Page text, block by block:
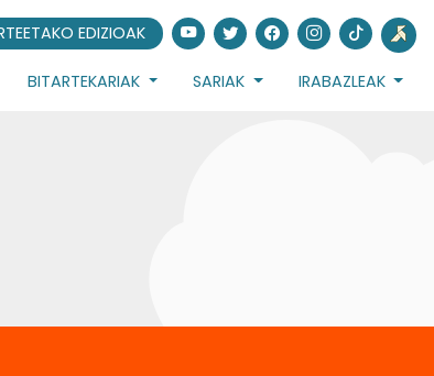
EDIZIOAK
BITARTEKARIAK SARIAK IRABAZLEAK